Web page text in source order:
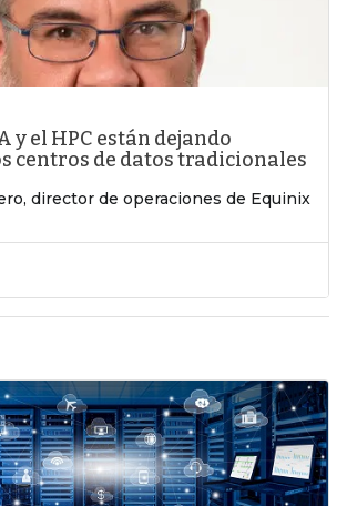
y el HPC están dejando
centros de datos tradicionales
director de operaciones de Equinix